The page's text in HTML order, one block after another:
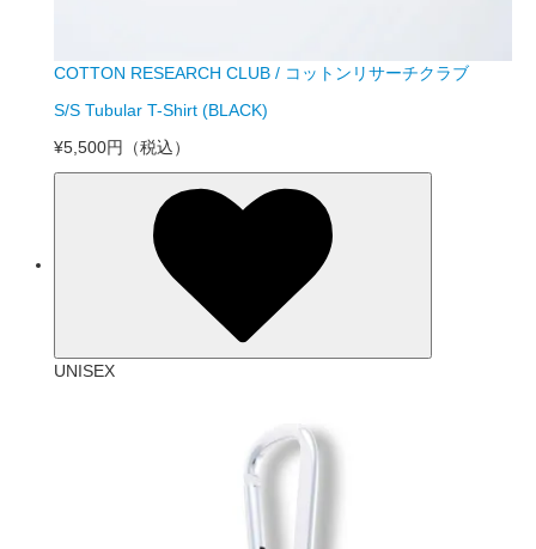
COTTON RESEARCH CLUB / コットンリサーチクラブ
S/S Tubular T-Shirt (BLACK)
¥5,500円
（税込）
UNISEX